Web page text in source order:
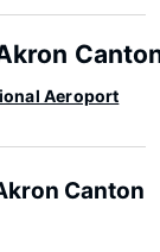
Aeroport
Canton